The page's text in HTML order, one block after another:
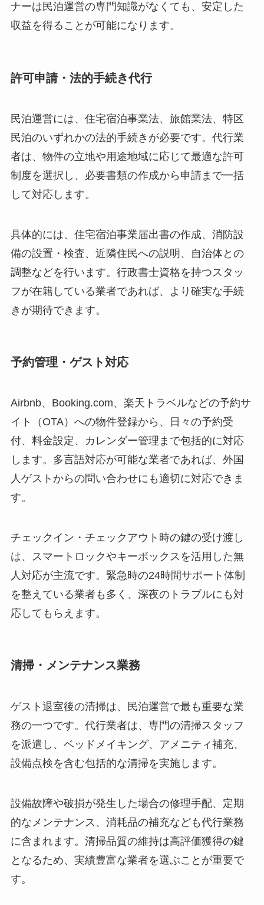
ナーは民泊運営の専門知識がなくても、安定した
収益を得ることが可能になります。
許可申請・法的手続き代行
民泊運営には、住宅宿泊事業法、旅館業法、特区
民泊のいずれかの法的手続きが必要です。代行業
者は、物件の立地や用途地域に応じて最適な許可
制度を選択し、必要書類の作成から申請まで一括
して対応します。
具体的には、住宅宿泊事業届出書の作成、消防設
備の設置・検査、近隣住民への説明、自治体との
調整などを行います。行政書士資格を持つスタッ
フが在籍している業者であれば、より確実な手続
きが期待できます。
予約管理・ゲスト対応
Airbnb、Booking.com、楽天トラベルなどの予約サ
イト（OTA）への物件登録から、日々の予約受
付、料金設定、カレンダー管理まで包括的に対応
します。多言語対応が可能な業者であれば、外国
人ゲストからの問い合わせにも適切に対応できま
す。
チェックイン・チェックアウト時の鍵の受け渡し
は、スマートロックやキーボックスを活用した無
人対応が主流です。緊急時の24時間サポート体制
を整えている業者も多く、深夜のトラブルにも対
応してもらえます。
清掃・メンテナンス業務
ゲスト退室後の清掃は、民泊運営で最も重要な業
務の一つです。代行業者は、専門の清掃スタッフ
を派遣し、ベッドメイキング、アメニティ補充、
設備点検を含む包括的な清掃を実施します。
設備故障や破損が発生した場合の修理手配、定期
的なメンテナンス、消耗品の補充なども代行業務
に含まれます。清掃品質の維持は高評価獲得の鍵
となるため、実績豊富な業者を選ぶことが重要で
す。